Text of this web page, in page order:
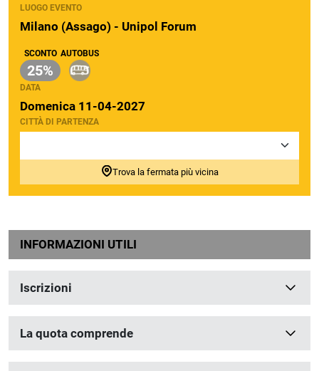
LUOGO EVENTO
Milano (Assago) - Unipol Forum
SCONTO
25%
AUTOBUS
DATA
Domenica 11-04-2027
CITTÀ DI PARTENZA
Trova la fermata più vicina
INFORMAZIONI UTILI
Iscrizioni
La quota comprende